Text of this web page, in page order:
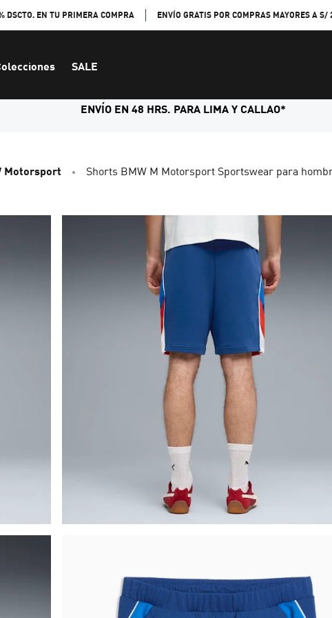
DSCTO. EN TU PRIMERA COMPRA ENVÍO GRATIS POR COMPRAS MAYORES A S/
SALE
ENVÍO EN 48 HRS. PARA LIMA Y CALLAO*
Motorsport Shorts BMW M Motorsport Sportswear para